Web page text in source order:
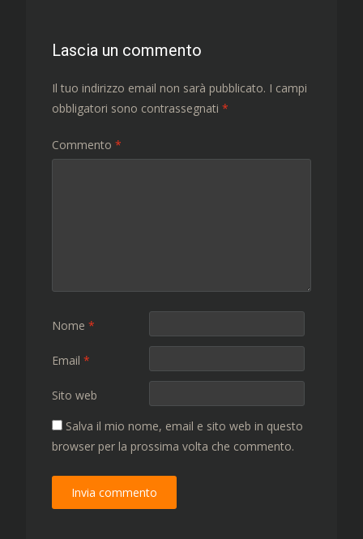
Lascia un commento
Il tuo indirizzo email non sarà pubblicato. I campi
obbligatori sono contrassegnati *
Commento *
Nome *
Email *
Sito web
Salva il mio nome, email e sito web in questo
browser per la prossima volta che commento.